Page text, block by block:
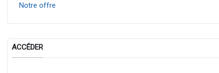
Notre offre
ACCÉDER